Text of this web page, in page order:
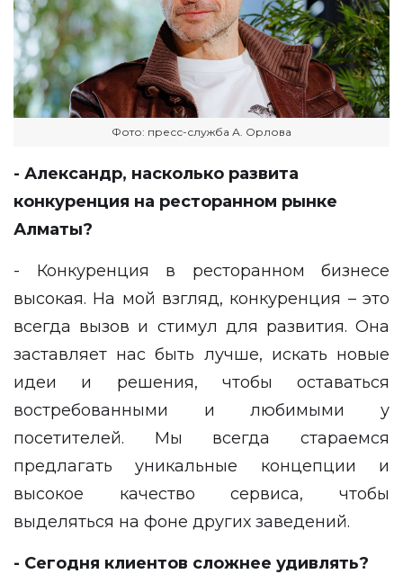
Фото: пресс-служба А. Орлова
- Александр, насколько развита
конкуренция на ресторанном рынке
Алматы?
- Конкуренция в ресторанном бизнесе
высокая. На мой взгляд, конкуренция – это
всегда вызов и стимул для развития. Она
заставляет нас быть лучше, искать новые
идеи и решения, чтобы оставаться
востребованными и любимыми у
посетителей. Мы всегда стараемся
предлагать уникальные концепции и
высокое качество сервиса, чтобы
выделяться на фоне других заведений.
- Сегодня клиентов сложнее удивлять?